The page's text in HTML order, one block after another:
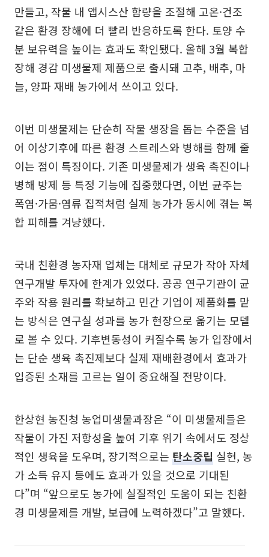
만들고, 작물 내 앱시스산 함량을 조절해 고온·건조
같은 환경 장해에 더 빨리 반응하도록 한다. 토양 수
분 보유력을 높이는 효과도 확인됐다. 올해 3월 복합
장해 경감 미생물제 제품으로 출시돼 고추, 배추, 마
늘, 양파 재배 농가에서 쓰이고 있다.
이번 미생물제는 단순히 작물 생장을 돕는 수준을 넘
어 이상기후에 따른 환경 스트레스와 병해를 함께 줄
이는 점이 특징이다. 기존 미생물제가 생육 촉진이나
병해 방제 등 특정 기능에 집중했다면, 이번 균주는
폭염·가뭄·염류 집적처럼 실제 농가가 동시에 겪는 복
합 피해를 겨냥했다.
국내 친환경 농자재 업체는 대체로 규모가 작아 자체
연구개발 투자에 한계가 있었다. 공공 연구기관이 균
주와 작용 원리를 확보하고 민간 기업이 제품화를 맡
는 방식은 연구실 성과를 농가 현장으로 옮기는 모델
로 볼 수 있다. 기후변동성이 커질수록 농가 입장에서
는 단순 생육 촉진제보다 실제 재배환경에서 효과가
입증된 소재를 고르는 일이 중요해질 전망이다.
한상현 농진청 농업미생물과장은 “이 미생물제들은
작물이 가진 저항성을 높여 기후 위기 속에서도 정상
적인 생육을 도우며, 장기적으로는 탄소중립 실현, 농
가 소득 유지 등에도 효과가 있을 것으로 기대된
다”며 “앞으로도 농가에 실질적인 도움이 되는 친환
경 미생물제를 개발, 보급에 노력하겠다”고 말했다.